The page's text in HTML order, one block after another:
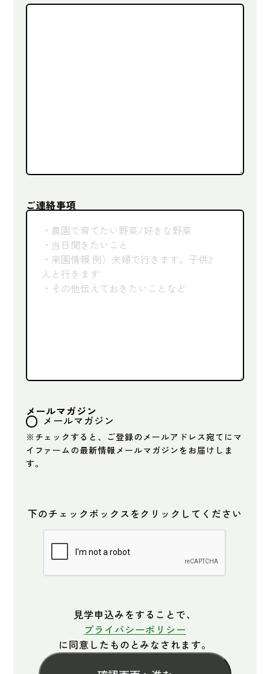
ご連絡事項
メールマガジン
メールマガジン
※チェックすると、ご登録のメールアドレス宛てにマ
イファームの最新情報メールマガジンをお届けしま
す。
下のチェックボックスをクリックしてください
見学申込みをすることで、
プライバシーポリシー
に同意したものとみなされます。